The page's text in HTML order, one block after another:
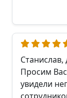
Просим
увидели